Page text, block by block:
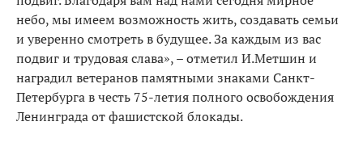
небо, мы имеем возможность жить, создавать семьи
и уверенно смотреть в будущее. За каждым из вас
подвиг и трудовая слава», – отметил И.Метшин и
наградил ветеранов памятными знаками Санкт-
Петербурга в честь 75-летия полного освобождения
Ленинграда от фашистской блокады.